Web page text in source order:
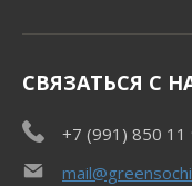
СВЯЗАТЬСЯ С
+7 (991) 850 11